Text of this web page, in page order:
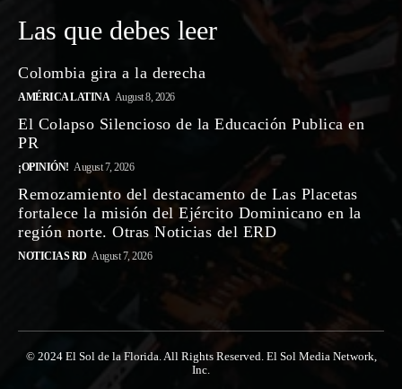
Las que debes leer
Colombia gira a la derecha
AMÉRICA LATINA August 8, 2026
El Colapso Silencioso de la Educación Publica en
PR
¡OPINIÓN! August 7, 2026
Remozamiento del destacamento de Las Placetas
fortalece la misión del Ejército Dominicano en la
región norte. Otras Noticias del ERD
NOTICIAS RD August 7, 2026
© 2024 El Sol de la Florida. All Rights Reserved. El Sol Media Network,
Inc.